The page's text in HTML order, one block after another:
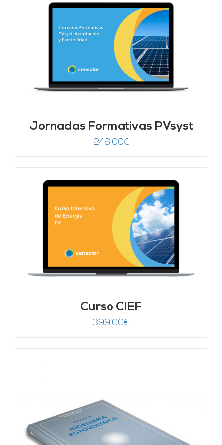
1.250,00€.625,00€.
Jornadas Formativas PVsyst
246,00€
Curso CIEF
399,00€